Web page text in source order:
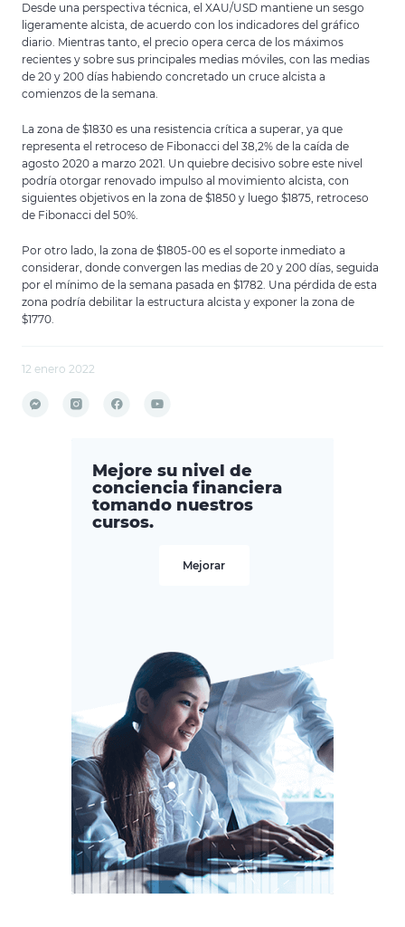
Desde una perspectiva técnica, el XAU/USD mantiene un sesgo
ligeramente alcista, de acuerdo con los indicadores del gráfico
diario. Mientras tanto, el precio opera cerca de los máximos
recientes y sobre sus principales medias móviles, con las medias
de 20 y 200 días habiendo concretado un cruce alcista a
comienzos de la semana.
La zona de $1830 es una resistencia crítica a superar, ya que
representa el retroceso de Fibonacci del 38,2% de la caída de
agosto 2020 a marzo 2021. Un quiebre decisivo sobre este nivel
podría otorgar renovado impulso al movimiento alcista, con
siguientes objetivos en la zona de $1850 y luego $1875, retroceso
de Fibonacci del 50%.
Por otro lado, la zona de $1805-00 es el soporte inmediato a
considerar, donde convergen las medias de 20 y 200 días, seguida
por el mínimo de la semana pasada en $1782. Una pérdida de esta
zona podría debilitar la estructura alcista y exponer la zona de
$1770.
12 enero 2022
Mejore su nivel de
conciencia financiera
tomando nuestros
cursos.
Mejorar